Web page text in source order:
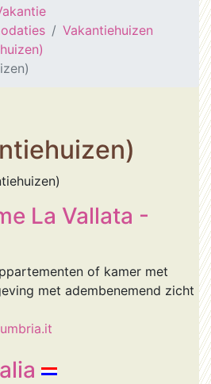
Vakantiehuizen
La Vallata -
of kamer met
met adembenemend zicht